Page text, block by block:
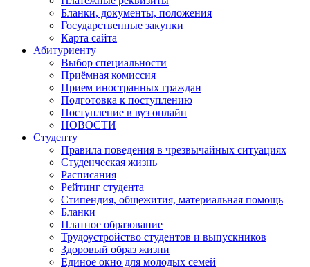
Бланки, документы, положения
Государственные закупки
Карта сайта
Абитуриенту
Выбор специальности
Приёмная комиссия
Прием иностранных граждан
Подготовка к поступлению
Поступление в вуз онлайн
НОВОСТИ
Студенту
Правила поведения в чрезвычайных ситуациях
Студенческая жизнь
Расписания
Рейтинг студента
Стипендия, общежития, материальная помощь
Бланки
Платное образование
Трудоустройство студентов и выпускников
Здоровый образ жизни
Единое окно для молодых семей